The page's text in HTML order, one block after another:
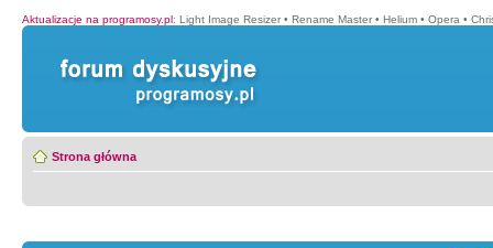
Aktualizacje na programosy.pl: Light Image Resizer • Rename Master • Helium • Opera •
Strona główna